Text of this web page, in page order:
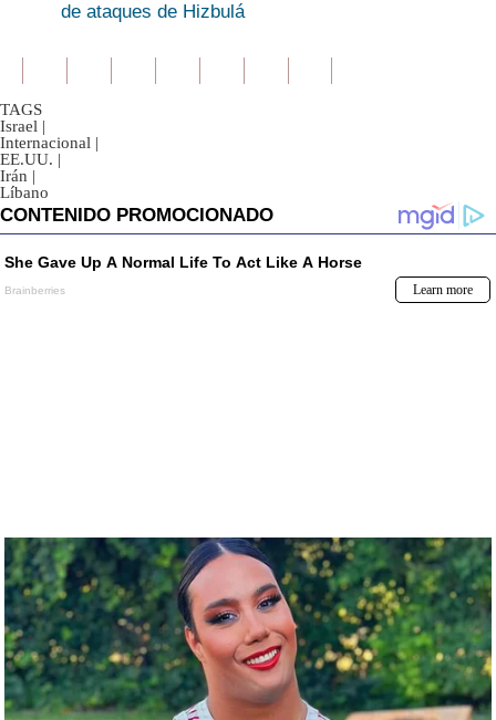
de ataques de Hizbulá
TAGS
Israel |
Internacional |
EE.UU. |
Irán |
Líbano